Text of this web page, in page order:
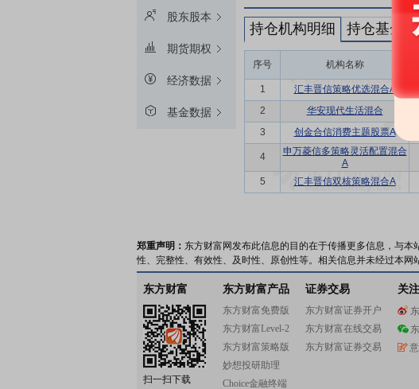
股东股本
期货期权
经济数据
基金数据
持仓机构明细 持仓基金明
序号 机构名称
1 汇丰晋信策略优选混合A
2
华安现代生活混合
3
创金合信消费主题股票A
4
申万菱信多策略灵活配置混合
A
5 汇丰晋信双核策略混合A
郑重声明： 东方财富网发布此信息的目的在于传播更多信息，与
性、完整性、有效性、及时性、原创性等。相关信息并未经过本网
东方财富
扫一扫下载
东方财富产品
东方财富免费版
东方财富Level-2
东方财富策略版
妙想投研助理
Choice金融终端
证券交易
东方财富证券开户
东方财富在线交易
东方财富证券交易
关